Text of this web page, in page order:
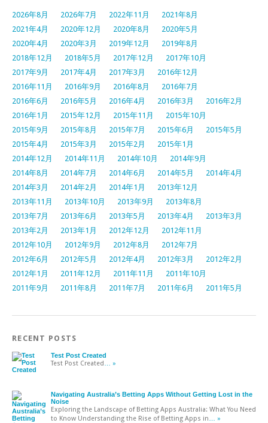
2026年8月 2026年7月 2022年11月
2021年8月
2021年4月
2020年12月 2020年8月
2020年5月
2020年4月
2020年3月 2019年12月
2019年8月
2018年12月
2018年5月 2017年12月
2017年10月
2017年9月
2017年4月 2017年3月
2016年12月
2016年11月
2016年9月 2016年8月
2016年7月
2016年6月
2016年5月 2016年4月 2016年3月
2016年2月
2016年1月
2015年12月 2015年11月
2015年10月
2015年9月
2015年8月 2015年7月 2015年6月
2015年5月
2015年4月
2015年3月 2015年2月
2015年1月
2014年12月
2014年11月 2014年10月
2014年9月
2014年8月
2014年7月 2014年6月 2014年5月
2014年4月
2014年3月
2014年2月 2014年1月
2013年12月
2013年11月
2013年10月 2013年9月
2013年8月
2013年7月
2013年6月 2013年5月 2013年4月
2013年3月
2013年2月
2013年1月 2012年12月
2012年11月
2012年10月
2012年9月 2012年8月
2012年7月
2012年6月
2012年5月 2012年4月 2012年3月
2012年2月
2012年1月
2011年12月 2011年11月
2011年10月
2011年9月
2011年8月 2011年7月 2011年6月 2011年5月
RECENT POSTS
Test Post Created
Test Post Created … »
Navigating Australia’s Betting Apps Without Getting Lost in the
Noise
Exploring the Landscape of Betting Apps Australia: What You Need
to Know Understanding the Rise of Betting Apps in … »